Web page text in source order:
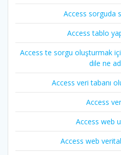
Access sorguda
Access tablo
Access te sorgu oluşturmak
dile ne
Access veri tabanı
Access
Access web
Access web